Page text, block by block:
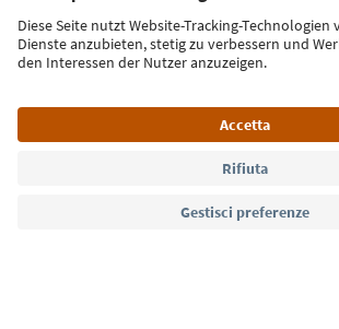
Südtirol Guide App